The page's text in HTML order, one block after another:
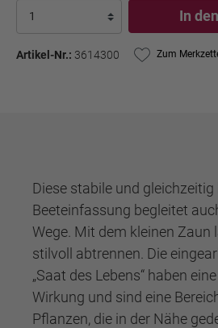
In
Artikel-Nr.: 3614300 Zum
Diese stabile und
Beeteinfassung begleitet
Wege. Mit dem kleinen Zaun
stilvoll abtrennen. Die
„Saat des Lebens“ haben
Wirkung und sind eine
Pflanzen, die in der Nähe